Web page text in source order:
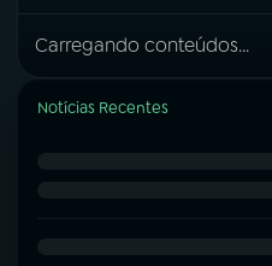
Carregando conteúdos...
Notícias Recentes